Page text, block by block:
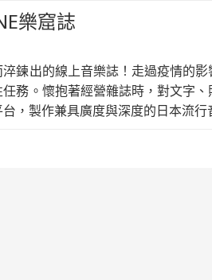
樂窟誌
鍊出的線上音樂誌！走過疫情的
務。懷抱著經營雜誌時，對文字
，製作兼具廣度與深度的日本流行